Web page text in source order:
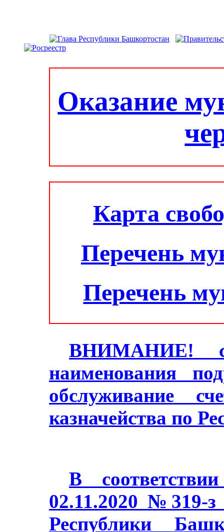
Оказание
Карта
Перечень
Перечень
ВНИМАНИЕ! с
наименования
обслуживание
казначейства по
В
02.11.2020 №319-
Республики